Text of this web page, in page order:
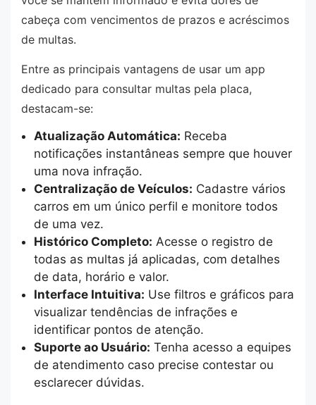
cabeça com vencimentos de prazos e acréscimos
de multas.
Entre as principais vantagens de usar um app
dedicado para consultar multas pela placa,
destacam-se:
Atualização Automática: Receba
notificações instantâneas sempre que houver
uma nova infração.
Centralização de Veículos: Cadastre vários
carros em um único perfil e monitore todos
de uma vez.
Histórico Completo: Acesse o registro de
todas as multas já aplicadas, com detalhes
de data, horário e valor.
Interface Intuitiva: Use filtros e gráficos para
visualizar tendências de infrações e
identificar pontos de atenção.
Suporte ao Usuário: Tenha acesso a equipes
de atendimento caso precise contestar ou
esclarecer dúvidas.